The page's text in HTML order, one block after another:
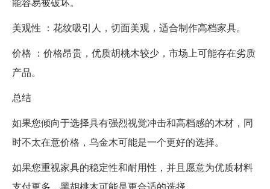
美观性 ：花纹吸引人，切面美观，适合制作高档家具。
价格 ：价格昂贵，优质胡桃木较少，市场上可能存在劣质
产品。
总结
如果您倾向于选择具有强烈视觉冲击和高档感的木材，同
时不太在意价格，乌金木可能是一个更好的选择。
如果您重视家具的稳定性和耐用性，并且愿意为优质材料
支付更多，黑胡桃木可能是更合适的选择。